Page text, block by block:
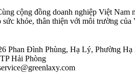
cộng đồng doanh nghiệp Việt Nam
sức khỏe, thân thiện với môi trường của
Phan Đình Phùng, Hạ Lý, Phường
Hải Phòng